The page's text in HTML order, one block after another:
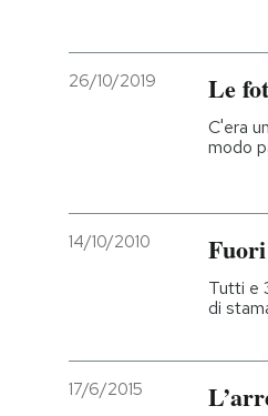
26/10/2019 Le
C'era
modo
14/10/2010
Tutti e
di
17/6/2015